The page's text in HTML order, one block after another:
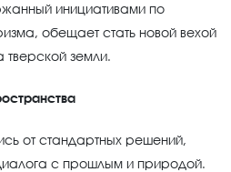
инициативами по
обещает стать новой вехой
тверской земли.
от стандартных решений,
с прошлым и природой.